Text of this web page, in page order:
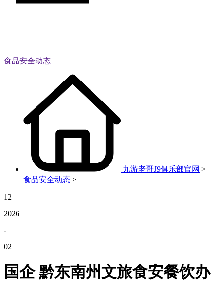
食品安全动态
九游老哥J9俱乐部官网 >
食品安全动态 >
12
2026
-
02
国企 黔东南州文旅食安餐饮办